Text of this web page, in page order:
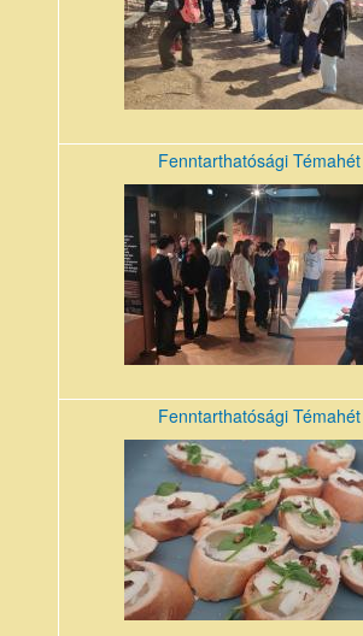
Fenntarthatósági Témahét
20250410_092900.jpg
Fenntarthatósági Témahét
20250410_121029.jpg